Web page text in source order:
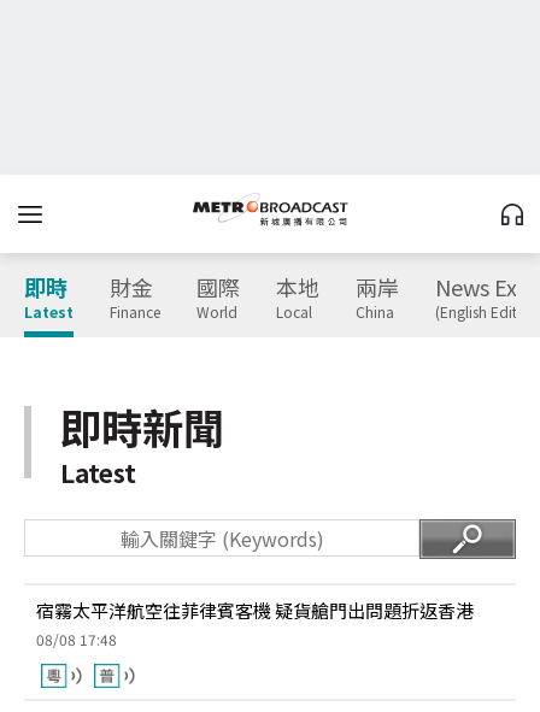
即時
Latest
財金
Finance
國際
World
本地
Local
兩岸
China
News
(English
即時新聞
Latest
宿霧太平洋航空往菲律賓客機 疑貨艙門出問題折返香港
08/08 17:48